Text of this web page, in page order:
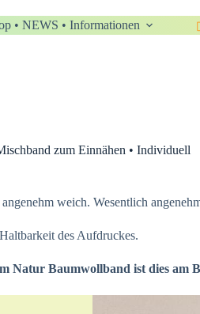
• NEWS • Informationen
zum Einnähen • Individuell
weich. Wesentlich
des Aufdruckes.
Natur Baumwollband ist dies am